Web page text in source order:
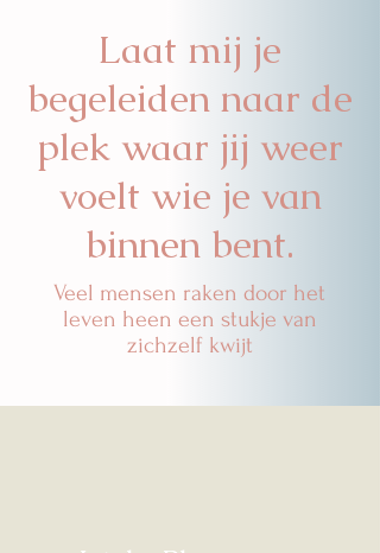
Laat mij je
begeleiden naar de
plek waar jij weer
voelt wie je van
binnen bent.
Veel mensen raken door het
leven heen een stukje van
zichzelf kwijt